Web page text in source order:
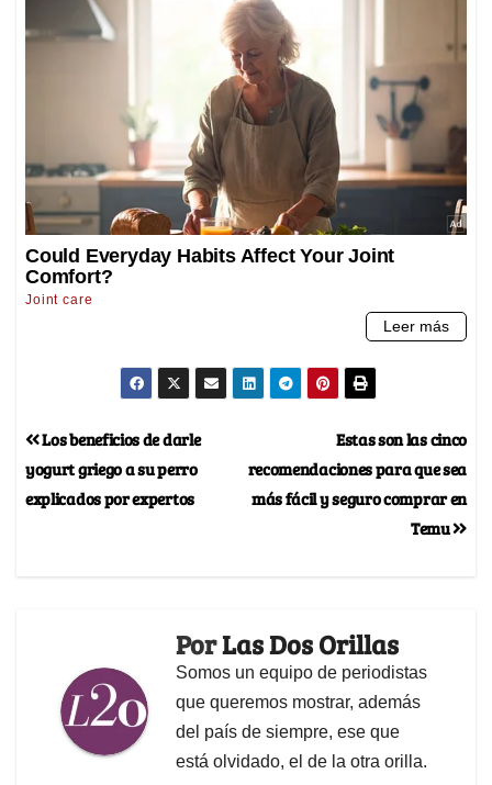
Estas son las cinco
recomendaciones para que sea
más fácil y seguro comprar en
Temu
Los beneficios de darle
yogurt griego a su perro
explicados por expertos
PorLas Dos Orillas
Somos un equipo de periodistas
que queremos mostrar, además
del país de siempre, ese que
está olvidado, el de la otra orilla.